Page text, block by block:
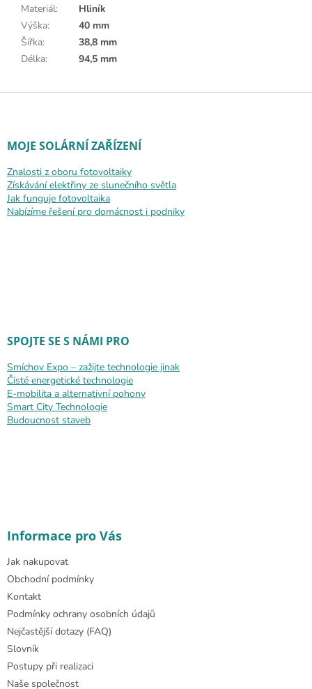
Materiál:
Hliník
Výška:
40 mm
Šířka:
38,8 mm
Délka: 94,5 mm
Zápatí
MOJE SOLÁRNÍ ZAŘÍZENÍ
Znalosti z oboru fotovoltaiky
Získávání elektřiny ze slunečního světla
Jak funguje fotovoltaika
Nabízíme řešení pro domácnost i podniky
SPOJTE SE S NÁMI PRO
Smíchov Expo – zažijte technologie jinak
Čisté energetické technologie
E-mobilita a alternativní pohony
Smart City Technologie
Budoucnost staveb
Informace pro Vás
Jak nakupovat
Obchodní podmínky
Kontakt
Podmínky ochrany osobních údajů
Nejčastější dotazy (FAQ)
Slovník
Postupy při realizaci
Naše společnost